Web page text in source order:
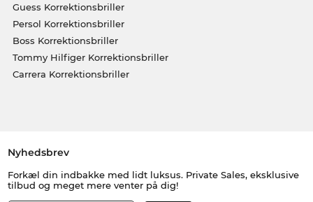
Guess Korrektionsbriller
Persol Korrektionsbriller
Boss Korrektionsbriller
Tommy Hilfiger Korrektionsbriller
Carrera Korrektionsbriller
Nyhedsbrev
Forkæl din indbakke med lidt luksus. Private Sales, eksklusive
tilbud og meget mere venter på dig!